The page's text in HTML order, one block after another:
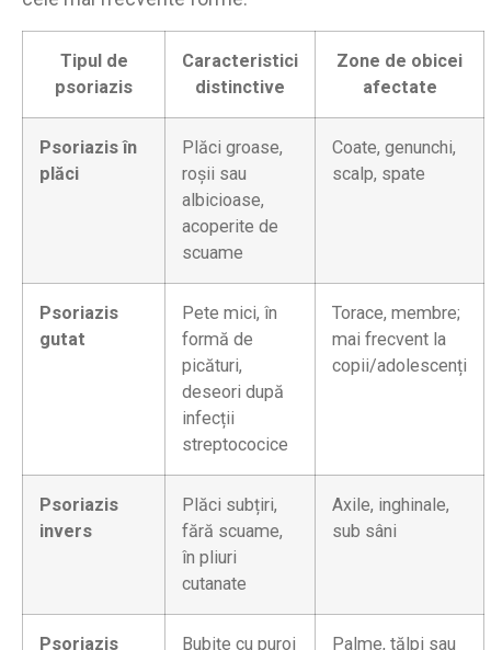
Tipul de
psoriazis
Caracteristici
distinctive
Zone de obicei
afectate
Psoriazis în
plăci
Plăci groase,
roșii sau
albicioase,
acoperite de
scuame
Coate, genunchi,
scalp, spate
Psoriazis
gutat
Pete mici, în
formă de
picături,
deseori după
infecții
streptococice
Torace, membre;
mai frecvent la
copii/adolescenți
Psoriazis
invers
Plăci subțiri,
fără scuame,
în pliuri
cutanate
Axile, inghinale,
sub sâni
Psoriazis Bubițe cu puroi Palme, tălpi sau